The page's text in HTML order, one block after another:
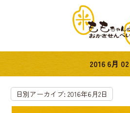
2016 6月 02
日別アーカイブ:2016年6月2日